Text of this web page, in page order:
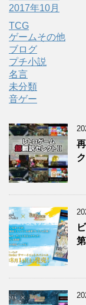
2017年10月
TCG
ゲームその他
ブログ
プチ小説
名言
未分類
音ゲー